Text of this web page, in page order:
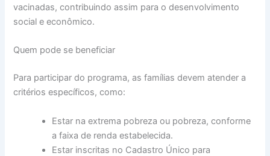
vacinadas, contribuindo assim para o desenvolvimento
social e econômico.
Quem pode se beneficiar
Para participar do programa, as famílias devem atender a
critérios específicos, como:
Estar na extrema pobreza ou pobreza, conforme
a faixa de renda estabelecida.
Estar inscritas no Cadastro Único para